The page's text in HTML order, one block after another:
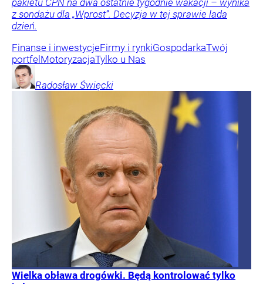
pakietu CPN na dwa ostatnie tygodnie wakacji – wynika
z sondażu dla „Wprost”. Decyzja w tej sprawie lada
dzień.
Finanse i inwestycjeFirmy i rynkiGospodarkaTwój
portfel MotoryzacjaTylko u Nas
Radosław Święcki
Wielka obława drogówki. Będą kontrolować tylko